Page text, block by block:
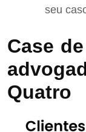
seu
Case
Quatro